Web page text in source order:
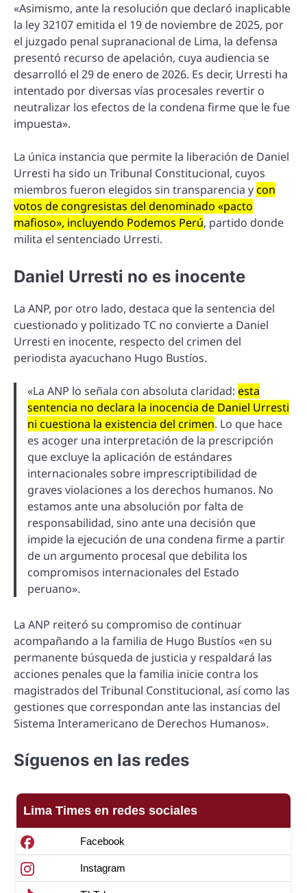
«Asimismo, ante la resolución que declaró inaplicable
la ley 32107 emitida el 19 de noviembre de 2025, por
el juzgado penal supranacional de Lima, la defensa
presentó recurso de apelación, cuya audiencia se
desarrolló el 29 de enero de 2026. Es decir, Urresti ha
intentado por diversas vías procesales revertir o
neutralizar los efectos de la condena firme que le fue
impuesta».
La única instancia que permite la liberación de Daniel
Urresti ha sido un Tribunal Constitucional, cuyos
miembros fueron elegidos sin transparencia y con
votos de congresistas del denominado «pacto
mafioso», incluyendo Podemos Perú, partido donde
milita el sentenciado Urresti.
Daniel Urresti no es inocente
La ANP, por otro lado, destaca que la sentencia del
cuestionado y politizado TC no convierte a Daniel
Urresti en inocente, respecto del crimen del
periodista ayacuchano Hugo Bustíos.
«La ANP lo señala con absoluta claridad: esta
sentencia no declara la inocencia de Daniel Urresti
ni cuestiona la existencia del crimen. Lo que hace
es acoger una interpretación de la prescripción
que excluye la aplicación de estándares
internacionales sobre imprescriptibilidad de
graves violaciones a los derechos humanos. No
estamos ante una absolución por falta de
responsabilidad, sino ante una decisión que
impide la ejecución de una condena firme a partir
de un argumento procesal que debilita los
compromisos internacionales del Estado
peruano».
La ANP reiteró su compromiso de continuar
acompañando a la familia de Hugo Bustíos «en su
permanente búsqueda de justicia y respaldará las
acciones penales que la familia inicie contra los
magistrados del Tribunal Constitucional, así como las
gestiones que correspondan ante las instancias del
Sistema Interamericano de Derechos Humanos».
Síguenos en las redes
Lima Times en redes sociales
Facebook
Instagram